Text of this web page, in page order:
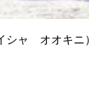
シャ オオキニ